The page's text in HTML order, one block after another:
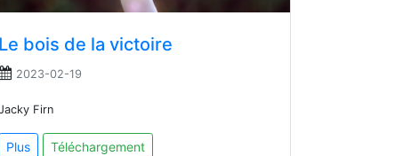
Le bois de la victoire
2023-02-19
Firn
Plus Téléchargement